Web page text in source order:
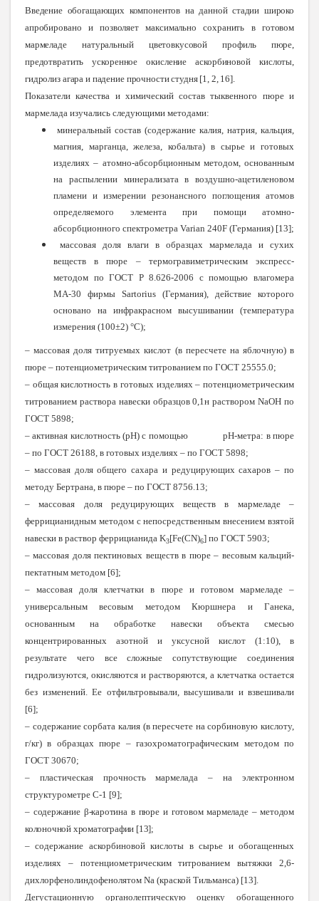
Введение обогащающих компонентов на данной стадии широко
апробировано и позволяет максимально сохранить в готовом
мармеладе натуральный цветовкусовой профиль пюре,
предотвратить ускоренное окисление аскорбиновой кислоты,
гидролиз агара и падение прочности студня [1, 2, 16].
Показатели качества и химический состав тыквенного пюре и
мармелада изучались следующими методами:
минеральный состав (содержание калия, натрия, кальция,
магния, марганца, железа, кобальта) в сырье и готовых
изделиях – атомно-абсорбционным методом, основанным
на распылении минерализата в воздушно-ацетиленовом
пламени и измерении резонансного поглощения атомов
определяемого элемента при помощи атомно-
абсорбционного спектрометра Varian 240F (Германия) [13];
массовая доля влаги в образцах мармелада и сухих
веществ в пюре – термогравиметрическим экспресс-
методом по ГОСТ Р 8.626-2006 с помощью влагомера
МА-30 фирмы Sartorius (Германия), действие которого
основано на инфракрасном высушивании (температура
измерения (100±2) °С);
– массовая доля титруемых кислот (в пересчете на яблочную) в
пюре – потенциометрическим титрованием по ГОСТ 25555.0;
– общая кислотность в готовых изделиях – потенциометрическим
титрованием раствора навески образцов 0,1н раствором NaOH по
ГОСТ 5898;
– активная кислотность (рН) с помощью рН-метра: в пюре
– по ГОСТ 26188, в готовых изделиях – по ГОСТ 5898;
– массовая доля общего сахара и редуцирующих сахаров – по
методу Бертрана, в пюре – по ГОСТ 8756.13;
– массовая доля редуцирующих веществ в мармеладе –
феррицианидным методом с непосредственным внесением взятой
навески в раствор феррицианида K3[Fe(CN)6] по ГОСТ 5903;
– массовая доля пектиновых веществ в пюре – весовым кальций-
пектатным методом [6];
– массовая доля клетчатки в пюре и готовом мармеладе –
универсальным весовым методом Кюршнера и Ганека,
основанным на обработке навески объекта смесью
концентрированных азотной и уксусной кислот (1:10), в
результате чего все сложные сопутствующие соединения
гидролизуются, окисляются и растворяются, а клетчатка остается
без изменений. Ее отфильтровывали, высушивали и взвешивали
[6];
– содержание сорбата калия (в пересчете на сорбиновую кислоту,
г/кг) в образцах пюре – газохроматографическим методом по
ГОСТ 30670;
– пластическая прочность мармелада – на электронном
структурометре С-1 [9];
– содержание β-каротина в пюре и готовом мармеладе – методом
колоночной хроматографии [13];
– содержание аскорбиновой кислоты в сырье и обогащенных
изделиях – потенциометрическим титрованием вытяжки 2,6-
дихлорфенолиндофенолятом Na (краской Тильманса) [13].
Дегустационную органолептическую оценку обогащенного